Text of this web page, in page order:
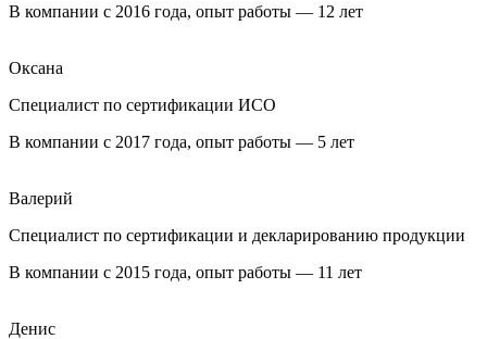
В компании с 2016 года, опыт работы — 12 лет
Оксана
Специалист по сертификации ИСО
В компании с 2017 года, опыт работы — 5 лет
Валерий
Специалист по сертификации и декларированию продукции
В компании с 2015 года, опыт работы — 11 лет
Денис